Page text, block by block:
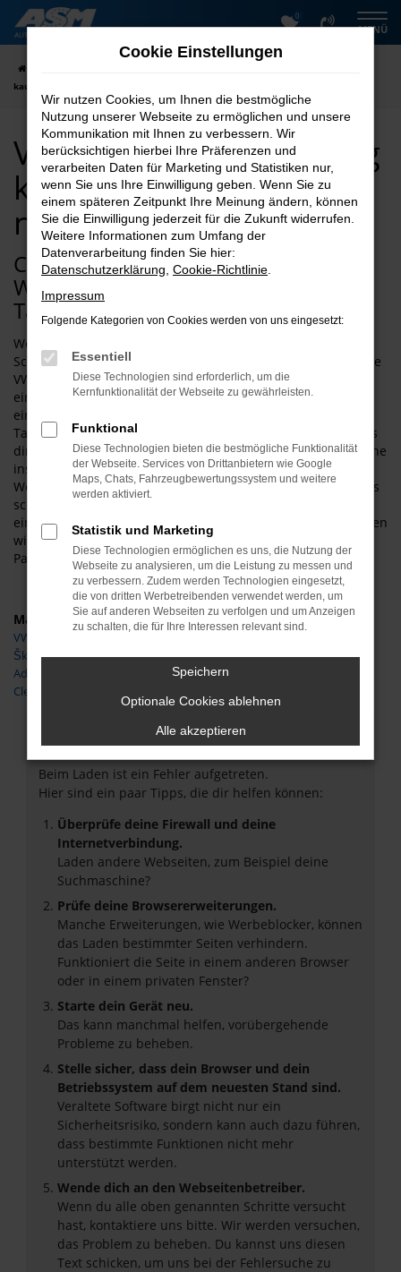
Zum
Hauptinhalt
0
MENÜ
kaufen mit Lieferservice nach Wernigerode
VW Polo Tageszulassung
kaufen mit Lieferservice
nach Wernigerode
Cleveres Schnäppchen für
Wernigerode – die VW Polo
Tageszulassung
Wenn Sie für Ihre Mobilität in Wernigerode auf
Schnäppchenjagd gehen möchten, empfehlen wir Ihnen eine
VW Polo Tageszulassung. Der Vorteil besteht darin, dass Sie
einen Neuwagen erhalten und trotzdem nur den Preis für
einen Gebrauchtwagen zahlen müssen. Die VW Polo
Tageszulassung für Wernigerode ist eine „Erfindung“, die als
direkte Antwort auf die Preisvorgaben der Automobilkonzerne
ins Leben gerufen wurde. Neuwagen lassen sich nicht ohne
Weiteres mit Rabatten versehen, Gebrauchtwagen allerdings
schon. Indem eine VW Polo Tageszulassung ohne einen
einzigen Kilometer in Wernigerode oder anderswo zugelassen
wird, entsteht ein Gebrauchtwagen mit Vorbesitzer in den
Papieren. Der Kilometerstand bleibt natürlich bei „0“.
Marken
VW
Škoda
Adria
Clever
Fehler: Network Error
Beim Laden ist ein Fehler aufgetreten.
Hier sind ein paar Tipps, die dir helfen können:
Überprüfe deine Firewall und deine
Internetverbindung.
Laden andere Webseiten, zum Beispiel deine
Suchmaschine?
Prüfe deine Browsererweiterungen.
Manche Erweiterungen, wie Werbeblocker, können
das Laden bestimmter Seiten verhindern.
Funktioniert die Seite in einem anderen Browser
oder in einem privaten Fenster?
Starte dein Gerät neu.
Das kann manchmal helfen, vorübergehende
Probleme zu beheben.
Stelle sicher, dass dein Browser und dein
Betriebssystem auf dem neuesten Stand sind.
Veraltete Software birgt nicht nur ein
Sicherheitsrisiko, sondern kann auch dazu führen,
dass bestimmte Funktionen nicht mehr
unterstützt werden.
Wende dich an den Webseitenbetreiber.
Wenn du alle oben genannten Schritte versucht
hast, kontaktiere uns bitte. Wir werden versuchen,
das Problem zu beheben. Du kannst uns diesen
Text schicken, um uns bei der Fehlersuche zu
Cookie Einstellungen
Wir nutzen Cookies, um Ihnen die bestmögliche
Nutzung unserer Webseite zu ermöglichen und unsere
Kommunikation mit Ihnen zu verbessern. Wir
berücksichtigen hierbei Ihre Präferenzen und
verarbeiten Daten für Marketing und Statistiken nur,
wenn Sie uns Ihre Einwilligung geben. Wenn Sie zu
einem späteren Zeitpunkt Ihre Meinung ändern, können
Sie die Einwilligung jederzeit für die Zukunft widerrufen.
Weitere Informationen zum Umfang der
Datenverarbeitung finden Sie hier:
Datenschutzerklärung Cookie-Richtlinie
Impressum
Folgende Kategorien von Cookies werden von uns eingesetzt:
Essentiell
Diese Technologien sind erforderlich, um die
Kernfunktionalität der Webseite zu gewährleisten.
Funktional
Diese Technologien bieten die bestmögliche Funktionalität
der Webseite. Services von Drittanbietern wie Google
Maps, Chats, Fahrzeugbewertungssystem und weitere
werden aktiviert.
Statistik und Marketing
Diese Technologien ermöglichen es uns, die Nutzung der
Webseite zu analysieren, um die Leistung zu messen und
zu verbessern. Zudem werden Technologien eingesetzt,
die von dritten Werbetreibenden verwendet werden, um
Sie auf anderen Webseiten zu verfolgen und um Anzeigen
zu schalten, die für Ihre Interessen relevant sind.
Speichern
Optionale Cookies ablehnen
Alle akzeptieren